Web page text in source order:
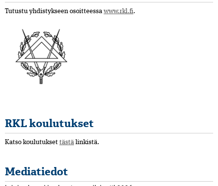
Tutustu yhdistykseen osoitteessa www.rkl.fi.
RKL koulutukset
Katso koulutukset tästä linkistä.
Mediatiedot